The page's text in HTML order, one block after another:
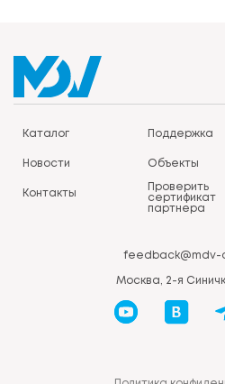
Каталог Поддержка
Новости Объекты
Контакты
Проверить
сертификат
партнера
feedback@mdv-
Москва, 2-я